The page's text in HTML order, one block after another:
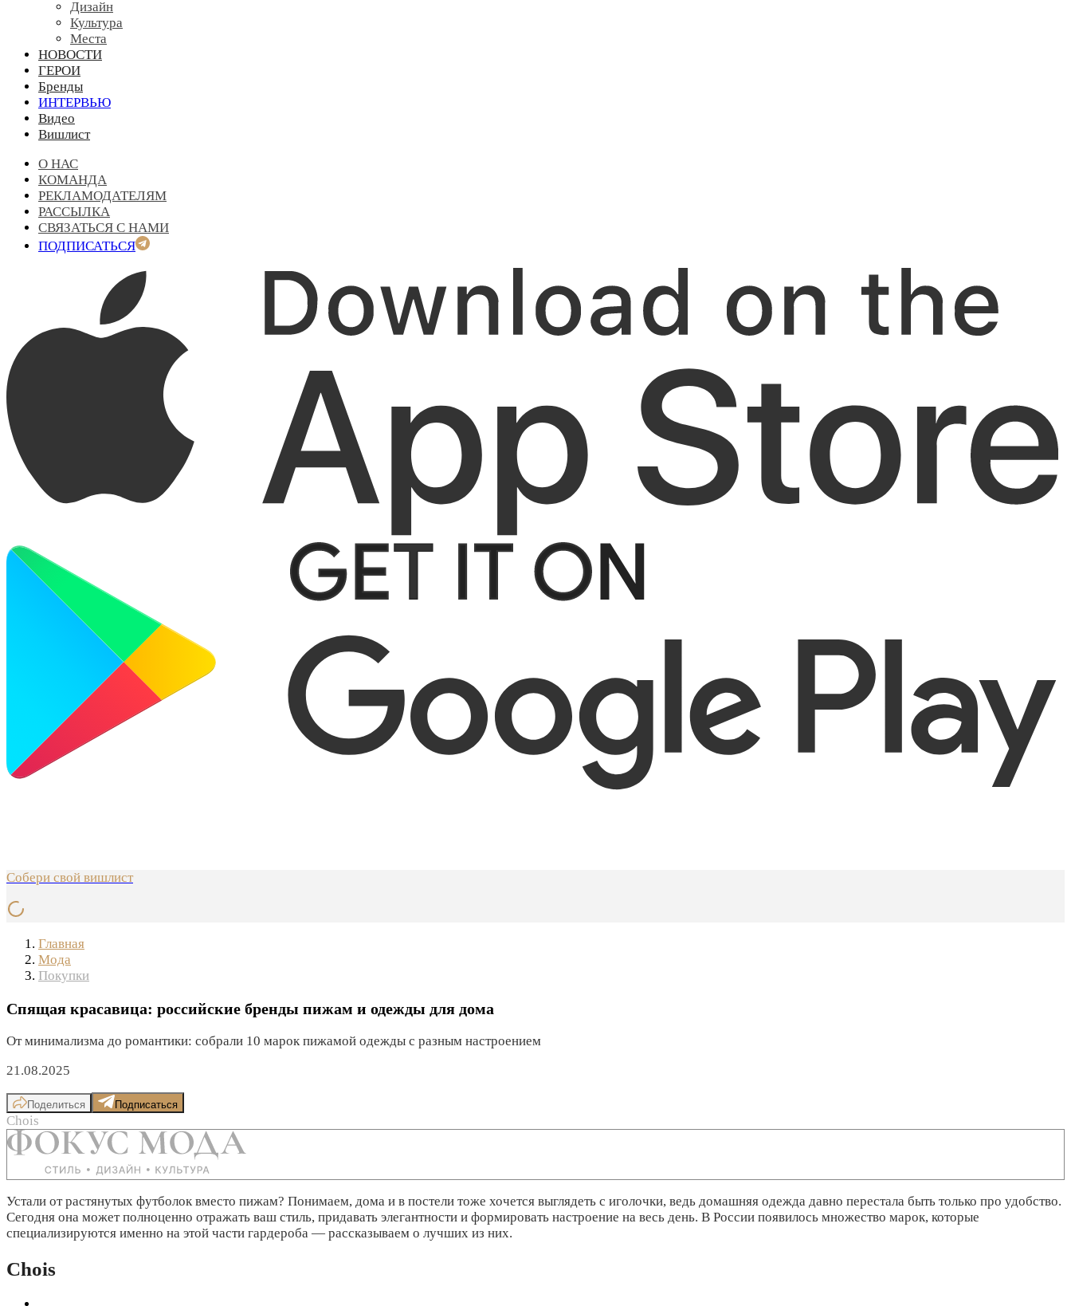
Дизайн
Культура
Места
НОВОСТИ
ГЕРОИ
Бренды
ИНТЕРВЬЮ
Видео
Вишлист
О НАС
КОМАНДА
РЕКЛАМОДАТЕЛЯМ
РАССЫЛКА
СВЯЗАТЬСЯ С НАМИ
ПОДПИСАТЬСЯ
Собери свой вишлист
Главная
Мода
Покупки
Спящая красавица: российские бренды пижам и одежды для дома
От минимализма до романтики: собрали 10 марок пижамой одежды с разным настроением
21.08.2025
Поделиться Подписаться
Chois
Устали от растянутых футболок вместо пижам? Понимаем, дома и в постели тоже хочется выглядеть с иголочки, ведь домашняя одежда давно перестала быть только про удобство.
Сегодня она может полноценно отражать ваш стиль, придавать элегантности и формировать настроение на весь день. В России появилось множество марок, которые
специализируются именно на этой части гардероба — рассказываем о лучших из них.
Chois